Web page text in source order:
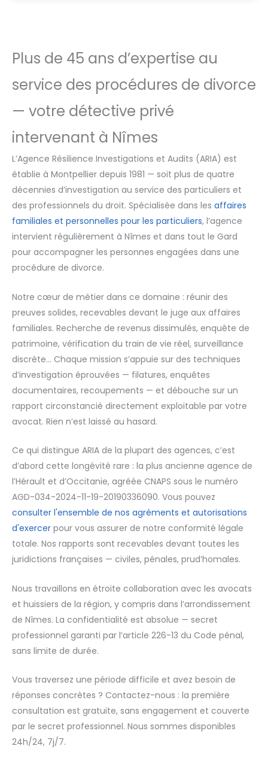
Plus de 45 ans d’expertise au
service des procédures de divorce
— votre détective privé
intervenant à Nîmes
L’Agence Résilience Investigations et Audits (ARIA) est
établie à Montpellier depuis 1981 — soit plus de quatre
décennies d’investigation au service des particuliers et
des professionnels du droit. Spécialisée dans les affaires
familiales et personnelles pour les particuliers, l’agence
intervient régulièrement à Nîmes et dans tout le Gard
pour accompagner les personnes engagées dans une
procédure de divorce.
Notre cœur de métier dans ce domaine : réunir des
preuves solides, recevables devant le juge aux affaires
familiales. Recherche de revenus dissimulés, enquête de
patrimoine, vérification du train de vie réel, surveillance
discrète… Chaque mission s’appuie sur des techniques
d’investigation éprouvées — filatures, enquêtes
documentaires, recoupements — et débouche sur un
rapport circonstancié directement exploitable par votre
avocat. Rien n’est laissé au hasard.
Ce qui distingue ARIA de la plupart des agences, c’est
d’abord cette longévité rare : la plus ancienne agence de
l’Hérault et d’Occitanie, agréée CNAPS sous le numéro
AGD-034-2024-11-19-20190336090. Vous pouvez
consulter l'ensemble de nos agréments et autorisations
d'exercer pour vous assurer de notre conformité légale
totale. Nos rapports sont recevables devant toutes les
juridictions françaises — civiles, pénales, prud’homales.
Nous travaillons en étroite collaboration avec les avocats
et huissiers de la région, y compris dans l’arrondissement
de Nîmes. La confidentialité est absolue — secret
professionnel garanti par l’article 226-13 du Code pénal,
sans limite de durée.
Vous traversez une période difficile et avez besoin de
réponses concrètes ? Contactez-nous : la première
consultation est gratuite, sans engagement et couverte
par le secret professionnel. Nous sommes disponibles
24h/24, 7j/7.